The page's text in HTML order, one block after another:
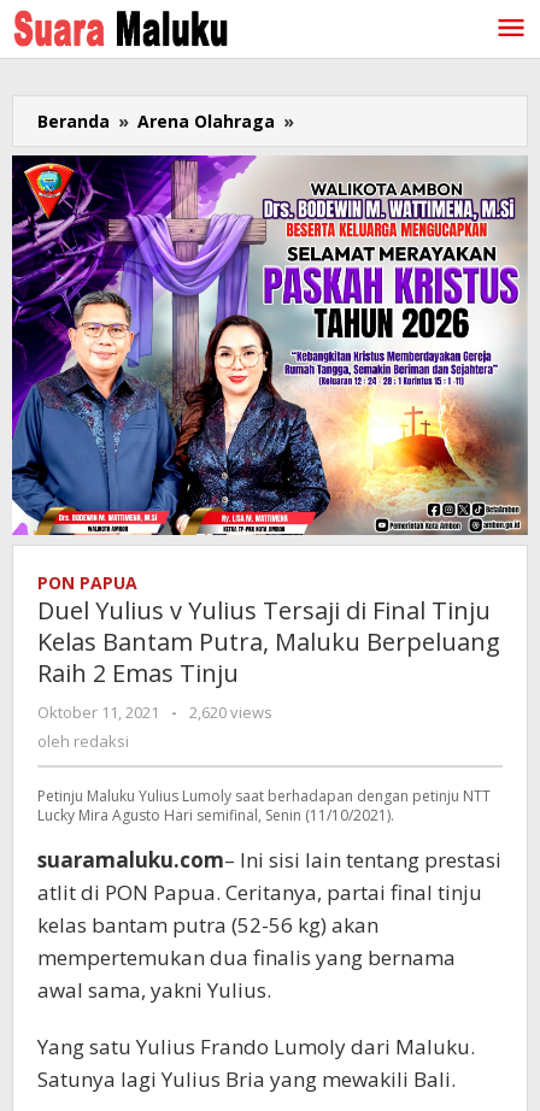
Lewati
ke
konten
Beranda » Arena Olahraga »
Yulius
Yulius
Tersaji
di
Final
Tinju
Kelas
Bantam
Putra,
Maluku
Berpeluang
Raih
2
Emas
Tinju
PON PAPUA
Duel Yulius v Yulius Tersaji di Final Tinju
Kelas Bantam Putra, Maluku Berpeluang
Raih 2 Emas Tinju
Oktober 11, 2021
oleh
-
2,620 views
oleh redaksi
Petinju Maluku Yulius Lumoly saat berhadapan dengan petinju NTT
Lucky Mira Agusto Hari semifinal, Senin (11/10/2021).
suaramaluku.com– Ini sisi lain tentang prestasi
atlit di PON Papua. Ceritanya, partai final tinju
kelas bantam putra (52-56 kg) akan
mempertemukan dua finalis yang bernama
awal sama, yakni Yulius.
Yang satu Yulius Frando Lumoly dari Maluku.
Satunya lagi Yulius Bria yang mewakili Bali.